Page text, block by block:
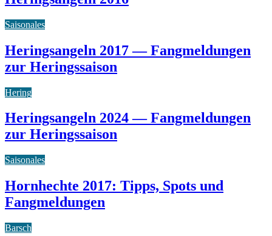
Saisonales
Heringsangeln 2017 — Fangmeldungen
zur Heringssaison
Hering
Heringsangeln 2024 — Fangmeldungen
zur Heringssaison
Saisonales
Hornhechte 2017: Tipps, Spots und
Fangmeldungen
Barsch